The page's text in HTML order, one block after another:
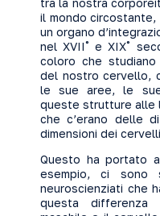
tra la nostra
il mondo circostante,
un organo
nel XVII˚ e XIX˚
coloro che
del nostro cervello,
le sue aree, le
queste strutture alle
che c’erano delle
dimensioni dei
Questo ha portato
esempio, ci sono
neuroscienziati che
questa